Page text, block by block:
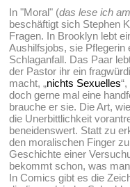
In "Moral" (das lese ich
beschäftigt sich Stephen
Fragen. In Brooklyn lebt
Aushilfsjobs, sie Pflegerin
Schlaganfall. Das Paar
der Pastor ihr ein
macht, „nichts Sexuelles
doch gerne mal eine
brauche er sie. Die Art,
die Unerbittlichkeit
beneidenswert. Statt zu
den moralischen Finger
Geschichte einer
bekommt schon, was
In Comics gibt es die